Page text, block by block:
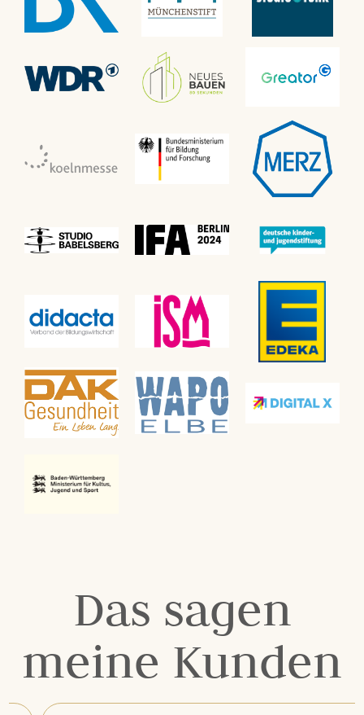
Das sagen
meine Kunden